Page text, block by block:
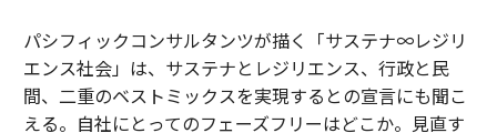
パシフィックコンサルタンツが描く「サステナ∞レジリ
エンス社会」は、サステナとレジリエンス、行政と民
間、二重のベストミックスを実現するとの宣言にも聞こ
える。自社にとってのフェーズフリーはどこか。見直す